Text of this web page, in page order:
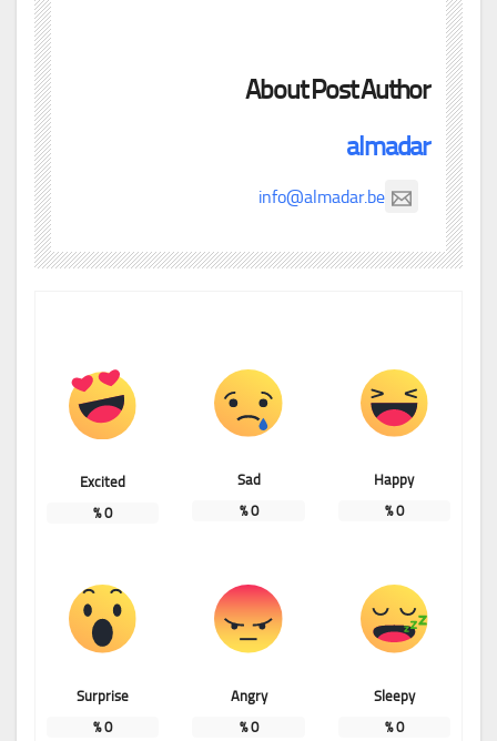
About Post Author
almadar
info@almadar.be
Happy
0
%
Sad
0
%
Excited
0
%
Sleepy
0
%
Angry
0
%
Surprise
0
%